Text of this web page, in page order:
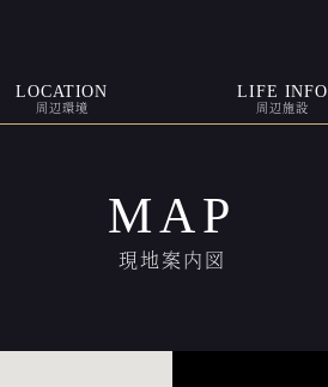
LOCATION
周辺環境
LIFE INFO
周辺施設
MAP
現地案内図